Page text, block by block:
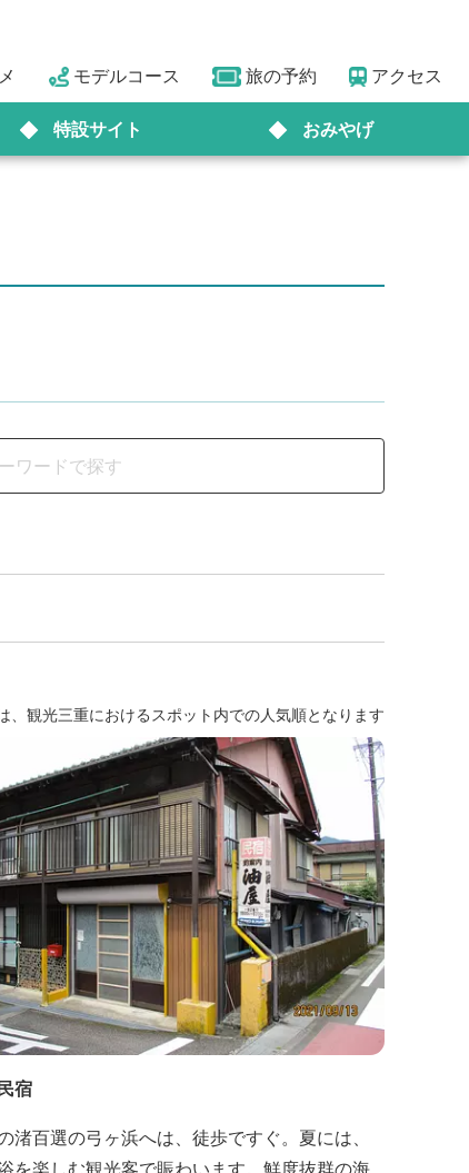
モデルコース 旅の予約 アクセス
特設サイト おみやげ
、観光三重におけるスポット内での人気順となります
宿
渚百選の弓ヶ浜へは、徒歩ですぐ。夏には、